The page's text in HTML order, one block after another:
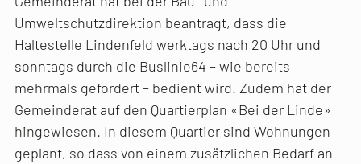
Umweltschutzdirektion beantragt, dass die
Haltestelle Lindenfeld werktags nach 20 Uhr und
sonntags durch die Buslinie64 – wie bereits
mehrmals gefordert – bedient wird. Zudem hat der
Gemeinderat auf den Quartierplan «Bei der Linde»
hingewiesen. In diesem Quartier sind Wohnungen
geplant, so dass von einem zusätzlichen Bedarf an